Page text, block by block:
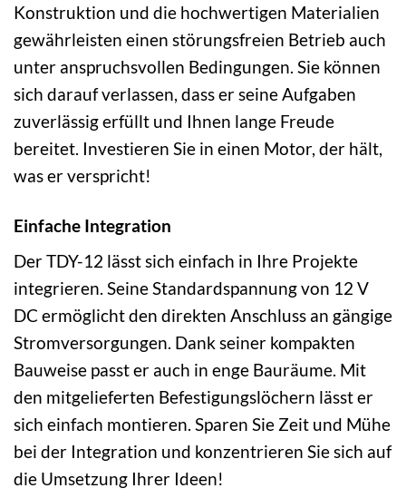
Konstruktion und die hochwertigen Materialien
gewährleisten einen störungsfreien Betrieb auch
unter anspruchsvollen Bedingungen. Sie können
sich darauf verlassen, dass er seine Aufgaben
zuverlässig erfüllt und Ihnen lange Freude
bereitet. Investieren Sie in einen Motor, der hält,
was er verspricht!
Einfache Integration
Der TDY-12 lässt sich einfach in Ihre Projekte
integrieren. Seine Standardspannung von 12 V
DC ermöglicht den direkten Anschluss an gängige
Stromversorgungen. Dank seiner kompakten
Bauweise passt er auch in enge Bauräume. Mit
den mitgelieferten Befestigungslöchern lässt er
sich einfach montieren. Sparen Sie Zeit und Mühe
bei der Integration und konzentrieren Sie sich auf
die Umsetzung Ihrer Ideen!